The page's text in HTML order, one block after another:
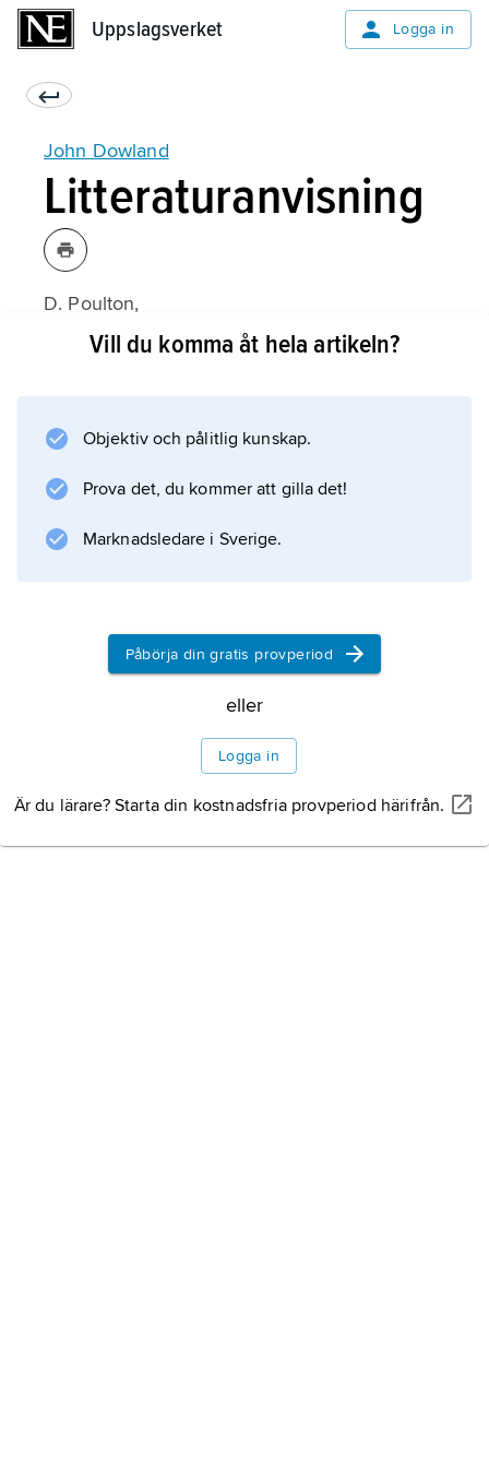
Uppslagsverket Logga in
John Dowland
Litteraturanvisning
D. Poulton,
John Dowland
Vill du komma åt hela artikeln?
Objektiv och pålitlig kunskap.
Prova det, du kommer att gilla det!
Marknadsledare i Sverige.
Påbörja din gratis provperiod
eller
Logga in
Är du lärare? Starta din kostnadsfria provperiod härifrån.